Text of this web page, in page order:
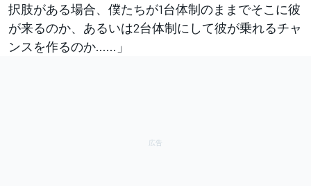
択肢がある場合、僕たちが1台体制のままでそこに彼
が来るのか、あるいは2台体制にして彼が乗れるチャ
ンスを作るのか……」